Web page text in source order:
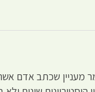
מעניין שכתב אדם